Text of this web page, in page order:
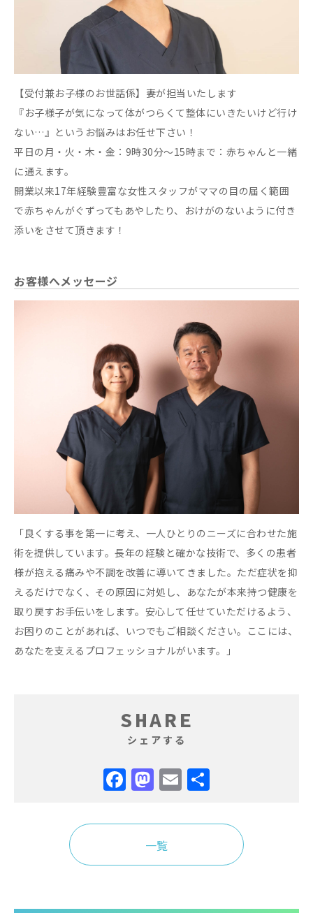
【受付兼お子様のお世話係】妻が担当いたします
『お子様子が気になって体がつらくて整体にいきたいけど行け
ない…』というお悩みはお任せ下さい！
平日の月・火・木・金：9時30分〜15時まで：赤ちゃんと一緒
に通えます。
開業以来17年経験豊富な女性スタッフがママの目の届く範囲
で赤ちゃんがぐずってもあやしたり、おけがのないように付き
添いをさせて頂きます！
お客様へメッセージ
「良くする事を第一に考え、一人ひとりのニーズに合わせた施
術を提供しています。長年の経験と確かな技術で、多くの患者
様が抱える痛みや不調を改善に導いてきました。ただ症状を抑
えるだけでなく、その原因に対処し、あなたが本来持つ健康を
取り戻すお手伝いをします。安心して任せていただけるよう、
お困りのことがあれば、いつでもご相談ください。ここには、
あなたを支えるプロフェッショナルがいます。」
SHARE
シェアする
Facebook
Mastodon
Email
一覧